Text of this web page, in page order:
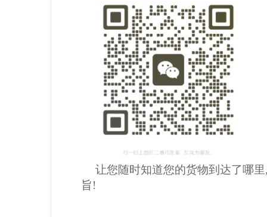
让您随时知道您的货物到达了哪
旨!